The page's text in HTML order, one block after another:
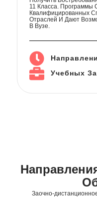
11 Класса. Программы
Квалифицированных
Отраслей И Дают
В Вузе.
Учебных
Заочно-